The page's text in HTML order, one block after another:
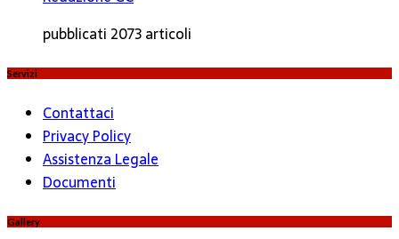
pubblicati 2073 articoli
Servizi
Contattaci
Privacy Policy
Assistenza Legale
Documenti
Gallery